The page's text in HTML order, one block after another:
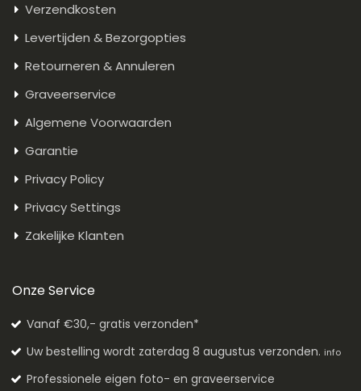
Verzendkosten
Levertijden & Bezorgopties
Retourneren & Annuleren
Graveerservice
Algemene Voorwaarden
Garantie
Privacy Policy
Privacy Settings
Zakelijke Klanten
Onze Service
Vanaf €30,- gratis verzonden*
Uw bestelling wordt zaterdag 8 augustus verzonden. info
Professionele eigen foto- en graveerservice